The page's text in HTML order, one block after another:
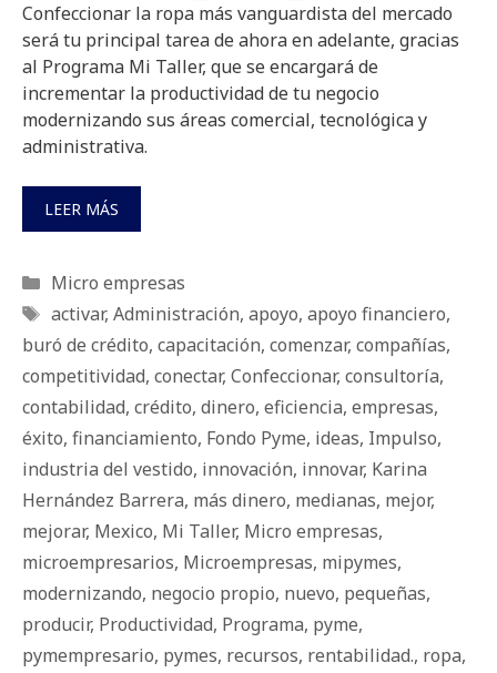
Confeccionar la ropa más vanguardista del mercado
será tu principal tarea de ahora en adelante, gracias
al Programa Mi Taller, que se encargará de
incrementar la productividad de tu negocio
modernizando sus áreas comercial, tecnológica y
administrativa.
LEER MÁS
Categorías
Micro empresas
Etiquetas
activar, Administración, apoyo, apoyo financiero,
buró de crédito, capacitación, comenzar, compañías,
competitividad, conectar, Confeccionar, consultoría,
contabilidad, crédito, dinero, eficiencia, empresas,
éxito, financiamiento, Fondo Pyme, ideas, Impulso,
industria del vestido, innovación, innovar, Karina
Hernández Barrera, más dinero, medianas, mejor,
mejorar, Mexico, Mi Taller, Micro empresas,
microempresarios, Microempresas, mipymes,
modernizando, negocio propio, nuevo, pequeñas,
producir, Productividad, Programa, pyme,
pymempresario, pymes, recursos, rentabilidad., ropa,